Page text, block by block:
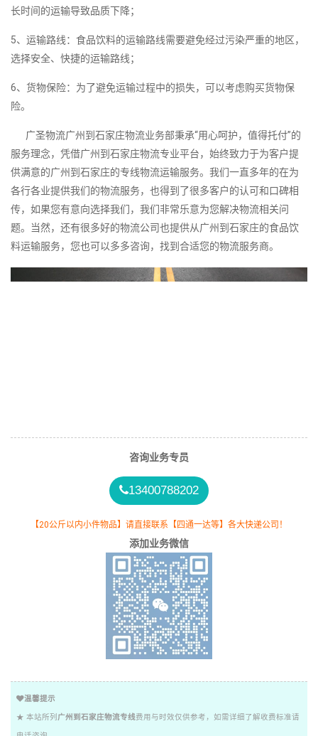
长时间的运输导致品质下降；
5、运输路线：食品饮料的运输路线需要避免经过污染严重的地区，
选择安全、快捷的运输路线；
6、货物保险：为了避免运输过程中的损失，可以考虑购买货物保
险。
广圣物流广州到石家庄物流业务部秉承“用心呵护，值得托付”的
服务理念，凭借广州到石家庄物流专业平台，始终致力于为客户提
供满意的广州到石家庄的专线物流运输服务。我们一直多年的在为
各行各业提供我们的物流服务，也得到了很多客户的认可和口碑相
传，如果您有意向选择我们，我们非常乐意为您解决物流相关问
题。当然，还有很多好的物流公司也提供从广州到石家庄的食品饮
料运输服务，您也可以多多咨询，找到合适您的物流服务商。
咨询业务专员
13400788202
【20公斤以内小件物品】请直接联系【四通一达等】各大快递公司！
添加业务微信
温馨提示
★ 本站所列 广州到石家庄物流专线费用与时效仅供参考，如需详细了解收费标准请